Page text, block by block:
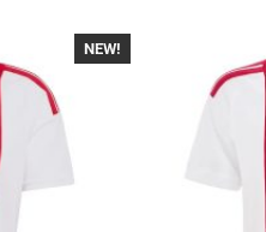
-40%
NEW!